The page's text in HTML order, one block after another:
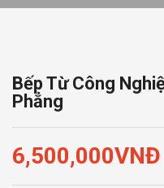
Bếp Từ Công
Phẳng
6,500,000VNĐ